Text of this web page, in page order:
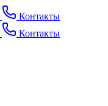
Контакты
Контакты